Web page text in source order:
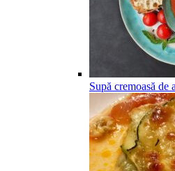
Supă cremoasă de